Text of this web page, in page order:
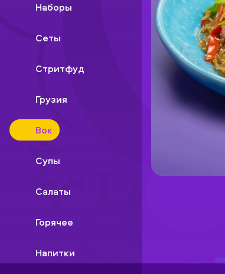
Наборы
Сеты
Стритфуд
Грузия
Вок
Супы
Салаты
Горячее
Напитки